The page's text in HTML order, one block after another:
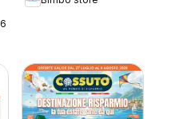
Summer Festival